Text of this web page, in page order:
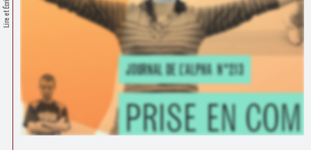
Comprendre et parler
Bienvenue en Belgique
Contacts
Trouver un lieu d’alphabétisation
Lire et Écrire